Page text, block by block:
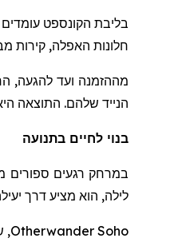
בליבת הקונספט עומדים
חלונות האפלה, קירות
מההזמנה ועד להגעה,
הנייד שלהם. התוצאה
בנוי לחיים בתנועה
במרחק רגעים ספורים
לילה, הוא מציע דרך
Otherwander Soho
,